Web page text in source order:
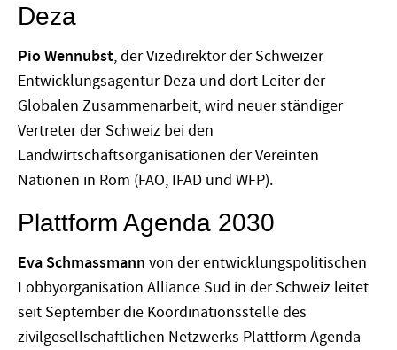
Deza
Pio Wennubst, der Vizedirektor der Schweizer
Entwicklungsagentur Deza und dort Leiter der
Globalen Zusammenarbeit, wird neuer ständiger
Vertreter der Schweiz bei den
Landwirtschaftsorganisationen der Vereinten
Nationen in Rom (FAO, IFAD und WFP).
Plattform Agenda 2030
Eva Schmassmann von der entwicklungspolitischen
Lobbyorganisation Alliance Sud in der Schweiz leitet
seit September die Koordinationsstelle des
zivilgesellschaftlichen Netzwerks Plattform Agenda